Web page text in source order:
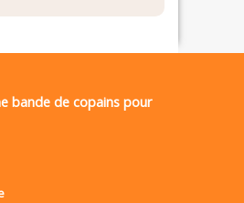
bande de copains pour